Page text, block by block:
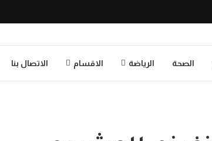
الصحة الرياضة الاقسام الاتصال بنا